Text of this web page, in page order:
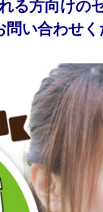
る方向けの
い合わせく